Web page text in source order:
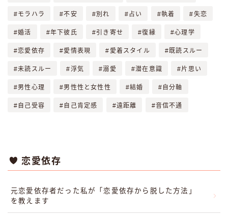
モラハラ 不安 別れ 占い 執着 失恋
婚活 年下彼氏 引き寄せ 復縁 心理学
恋愛依存 愛情表現 愛着スタイル 既読スルー
未読スルー 浮気 溺愛 潜在意識 片思い
男性心理 男性性と女性性 結婚 自分軸
自己受容 自己肯定感 遠距離 音信不通
恋愛依存
元恋愛依存者だった私が「恋愛依存から脱した方法」
を教えます